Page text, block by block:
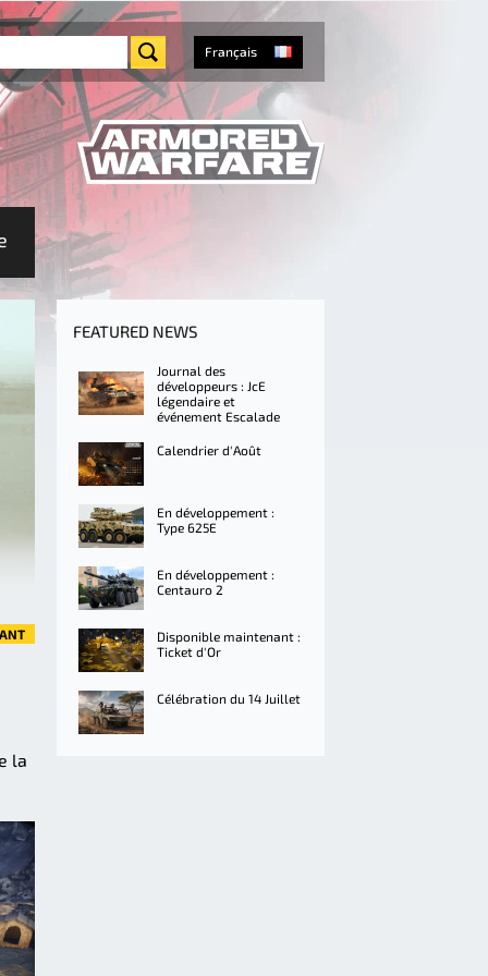
Français
la
FEATURED NEWS
Journal des
développeurs : JcE
légendaire et
événement Escalade
Calendrier d'Août
En développement :
Type 625E
En développement :
Centauro 2
Disponible maintenant :
Ticket d'Or
Célébration du 14 Juillet